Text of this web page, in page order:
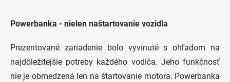
Powerbanka - nielen naštartovanie vozidla
Prezentované zariadenie bolo vyvinuté s ohľadom na
najdôležitejšie potreby každého vodiča. Jeho funkčnosť
nie je obmedzená len na štartovanie motora. Powerbanka